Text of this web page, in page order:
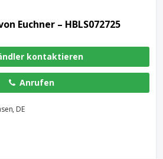
Euchner – HBLS072725
kontaktieren
Anrufen
DE